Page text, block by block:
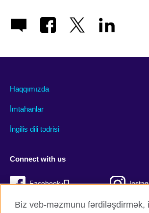
Haqqımızda
İmtahanlar
İngilis dili tədrisi
Connect with us
Facebook
Twitter
Biz veb-məzmunu fərdiləşdirmək,